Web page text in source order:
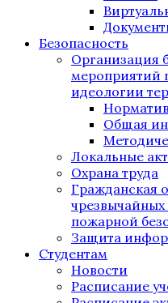
Безопасность
Организация
мероприятий
идеологии
Общая
Локальные
Охрана труда
Гражданская
пожарной
Защита
Студентам
Новости
Расписание